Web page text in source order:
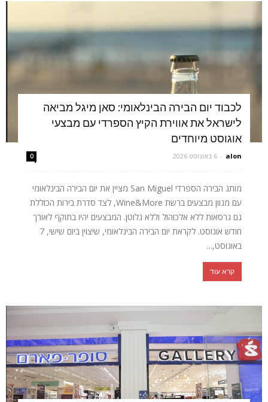
לכבוד יום הבירה הבינלאומי: סאן מיגל מביאה
לישראל את אווירת הקיץ הספרדי עם מבצעי
אוגוסט מיוחדים
alon
- 6 באוגוסט 2026 0
מותג הבירה הספרדי San Miguel מציין את יום הבירה הבינלאומי
עם מגוון מבצעים ברשת Wine&More, לצד סדרת בירות הכוללת
גם גרסאות ללא אלכוהול וללא גלוטן. המבצעים יהיו בתוקף לאורך
חודש אוגוסט. לקראת יום הבירה הבינלאומי, שיצוין ביום שישי, 7
באוגוסט,...
קרא עוד